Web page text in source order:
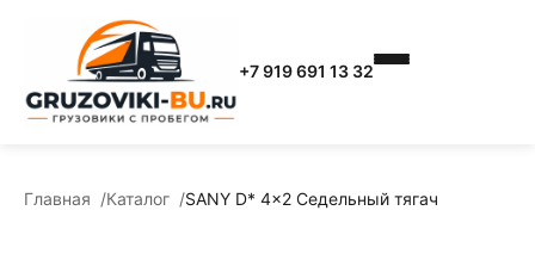
+7 919 691 13 32
Главная Каталог SANY D* 4x2 Седельный тягач